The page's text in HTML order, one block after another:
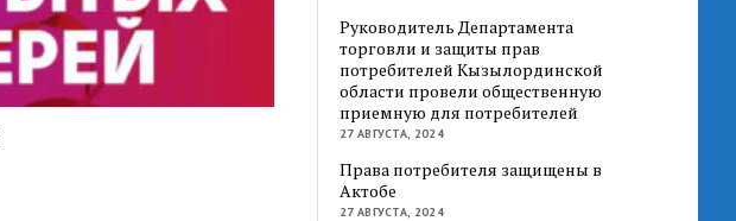
Руководитель Департамента
торговли и защиты прав
потребителей Кызылординской
области провели общественную
приемную для потребителей
27 АВГУСТА, 2024
Права потребителя защищены в
Актобе
27 АВГУСТА, 2024